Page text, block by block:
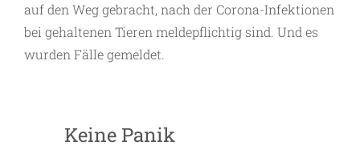
auf den Weg gebracht, nach der Corona-Infektionen
bei gehaltenen Tieren meldepflichtig sind. Und es
wurden Fälle gemeldet.
Keine Panik